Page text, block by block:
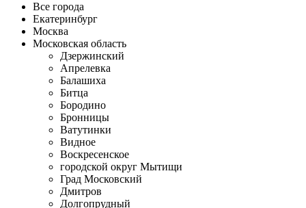
Все города
Екатеринбург
Москва
Московская область
Дзержинский
Апрелевка
Балашиха
Битца
Бородино
Бронницы
Ватутинки
Видное
Воскресенское
городской округ Мытищи
Град Московский
Дмитров
Долгопрудный